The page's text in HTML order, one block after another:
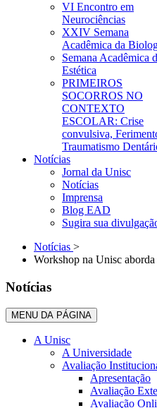
VI Encontro em
Neurociências
XXIV Semana
Acadêmica da
Semana Acadêmica
Estética
PRIMEIROS
SOCORROS NO
CONTEXTO
ESCOLAR: Crise
convulsiva,
Traumatismo
Notícias
Jornal da Unisc
Notícias
Imprensa
Blog EAD
Sugira sua
Notícias >
Workshop na Unisc
Notícias
MENU DA PÁGINA
A Unisc
A Universidade
Avaliação
Apresentação
Avaliação
Avaliação